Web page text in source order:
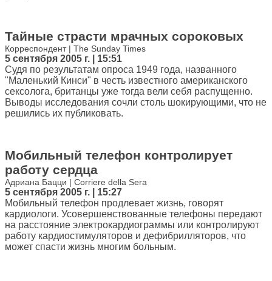
Тайные страсти мрачных сороковых
Корреспондент | The Sunday Times
5 сентября 2005 г. | 15:51
Судя по результатам опроса 1949 года, названного
"Маленький Кинси" в честь известного американского
сексолога, британцы уже тогда вели себя распущенно.
Выводы исследования сочли столь шокирующими, что не
решились их публиковать.
Мобильный телефон контролирует
работу сердца
Адриана Бацци | Corriere della Sera
5 сентября 2005 г. | 15:27
Мобильный телефон продлевает жизнь, говорят
кардиологи. Усовершенствованные телефоны передают
на расстояние электрокардиограммы или контролируют
работу кардиостимуляторов и дефибрилляторов, что
может спасти жизнь многим больным.